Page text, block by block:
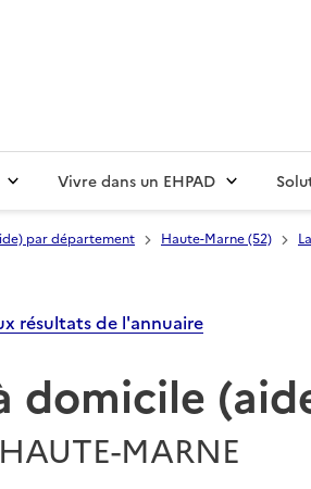
Vivre dans un EHPAD
par département Haute-Marne (52)
résultats de l'annuaire
domicile
MARNE